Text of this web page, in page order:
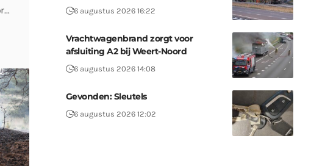
6 augustus 2026 16:22
Vrachtwagenbrand zorgt voor
afsluiting A2 bij Weert-Noord
6 augustus 2026 14:08
Gevonden: Sleutels
6 augustus 2026 12:02